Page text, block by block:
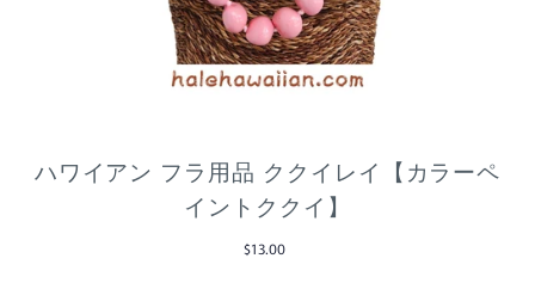
ハワイアン フラ用品 ククイレイ【カラーペ
イントククイ】
$13.00